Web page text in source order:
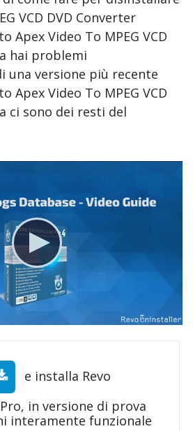
VCD DVD Converter
Apex Video To MPEG VCD
hai problemi
una versione più recente
Apex Video To MPEG VCD
ci sono dei resti del
e installa Revo
in versione di prova
interamente funzionale